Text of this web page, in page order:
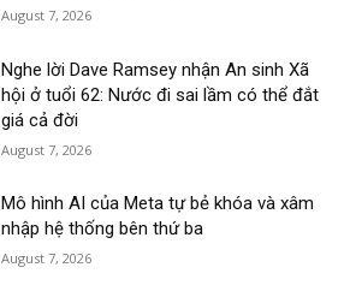
August 7, 2026
Nghe lời Dave Ramsey nhận An sinh Xã
hội ở tuổi 62: Nước đi sai lầm có thể đắt
giá cả đời
August 7, 2026
Mô hình AI của Meta tự bẻ khóa và xâm
nhập hệ thống bên thứ ba
August 7, 2026